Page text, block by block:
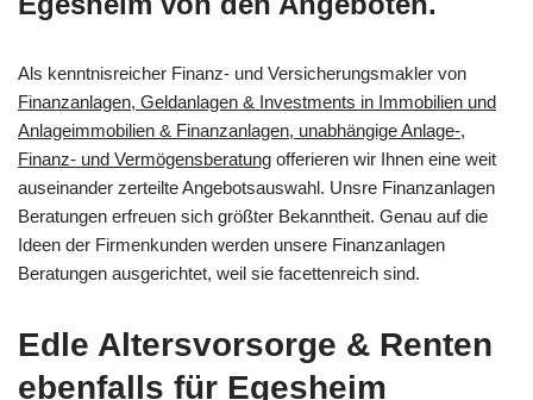
Als kenntnisreicher Finanz- und Versicherungsmakler von
Finanzanlagen, Geldanlagen & Investments in Immobilien und
Anlageimmobilien & Finanzanlagen, unabhängige Anlage-,
Finanz- und Vermögensberatung offerieren wir Ihnen eine weit
auseinander zerteilte Angebotsauswahl. Unsre Finanzanlagen
Beratungen erfreuen sich größter Bekanntheit. Genau auf die
Ideen der Firmenkunden werden unsere Finanzanlagen
Beratungen ausgerichtet, weil sie facettenreich sind.
Edle Altersvorsorge & Renten
ebenfalls für Egesheim